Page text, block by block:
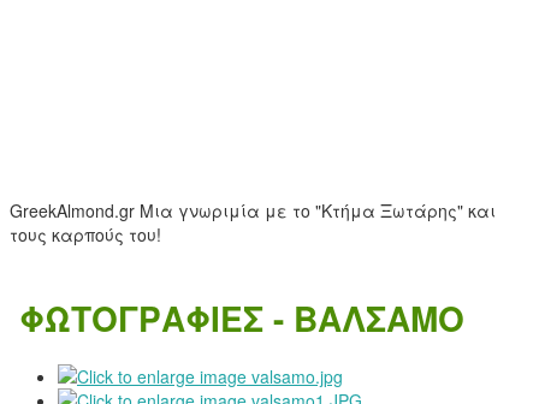
GreekAlmond.gr Μια γνωριμία με το "Κτήμα Ξωτάρης" και
τους καρπούς του!
ΦΩΤΟΓΡΑΦΙΕΣ - ΒΑΛΣΑΜΟ